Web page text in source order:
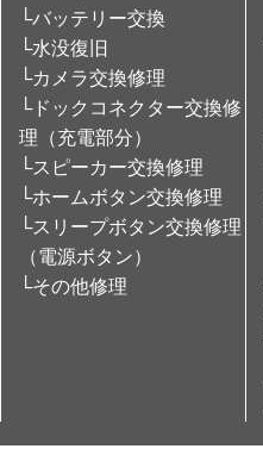
└バッテリー交換
└水没復旧
└カメラ交換修理
└ドックコネクター交換修
理（充電部分）
└スピーカー交換修理
└ホームボタン交換修理
└スリープボタン交換修理
（電源ボタン）
└その他修理